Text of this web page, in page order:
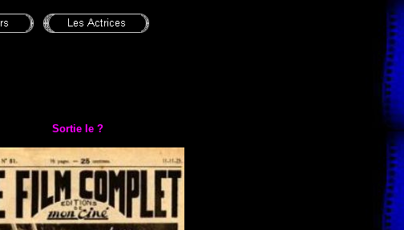
Sortie le ?